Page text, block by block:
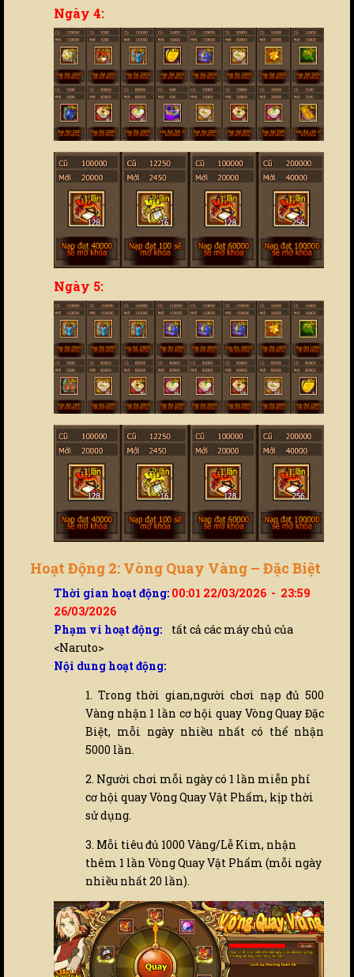
Ngày 4:
Ngày 5:
Hoạt Động 2: Vòng Quay Vàng – Đặc Biệt
Thời gian hoạt động: 00:01 22/03/2026 - 23:59
26/03/2026
Phạm vi hoạt động: tất cả các máy chủ của
<Naruto>
Nội dung hoạt động:
1. Trong thời gian,người chơi nạp đủ 500
Vàng nhận 1 lần cơ hội quay Vòng Quay Đặc
Biệt, mỗi ngày nhiều nhất có thể nhận
5000 lần.
2. Người chơi mỗi ngày có 1 lần miễn phí
cơ hội quay Vòng Quay Vật Phẩm, kịp thời
sử dụng.
3. Mỗi tiêu đủ 1000 Vàng/Lễ Kim, nhận
thêm 1 lần Vòng Quay Vật Phẩm (mỗi ngày
nhiều nhất 20 lần).